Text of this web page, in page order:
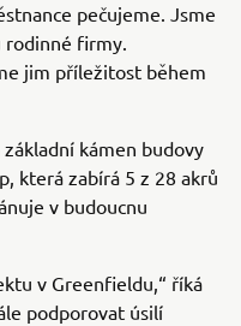
pečujeme. Jsme
rodinné firmy.
jim příležitost během
kámen budovy
která zabírá 5 z 28 akrů
v budoucnu
v Greenfieldu,“ říká
podporovat úsilí